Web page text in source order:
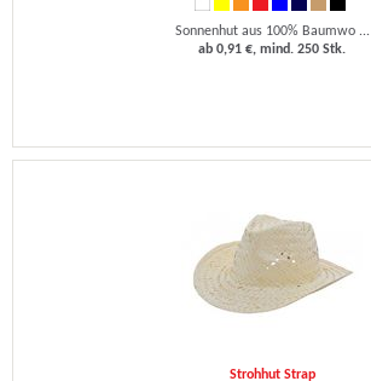
Sonnenhut aus 100% Baumwo ...
ab 0,91 €, mind. 250 Stk.
Strohhut Strap